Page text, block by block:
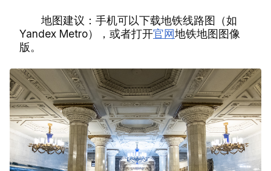
地图建议：手机可以下载地铁线路图（如
Yandex Metro），或者打开官网地铁地图图像
版。